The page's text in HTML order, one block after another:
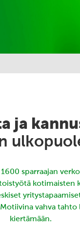
ja
sparraajan
kotimaisten
vahva tahto
kiertämään.